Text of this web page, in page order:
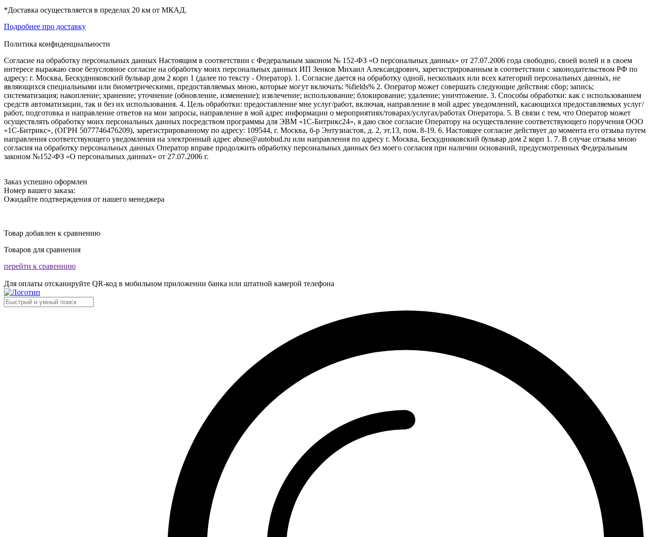
*Доставка осуществляется в пределах 20 км от МКАД.
Подробнее про доставку
Политика конфиденциальности
Согласие на обработку персональных данных Настоящим в соответствии с Федеральным законом № 152-ФЗ «О персональных данных» от 27.07.2006 года свободно, своей волей и в своем
интересе выражаю свое безусловное согласие на обработку моих персональных данных ИП Зенков Михаил Александрович, зарегистрированным в соответствии с законодательством РФ по
адресу: г. Москва, Бескудниковский бульвар дом 2 корп 1 (далее по тексту - Оператор). 1. Согласие дается на обработку одной, нескольких или всех категорий персональных данных, не
являющихся специальными или биометрическими, предоставляемых мною, которые могут включать: %fields% 2. Оператор может совершать следующие действия: сбор; запись;
систематизация; накопление; хранение; уточнение (обновление, изменение); извлечение; использование; блокирование; удаление; уничтожение. 3. Способы обработки: как с использованием
средств автоматизации, так и без их использования. 4. Цель обработки: предоставление мне услуг/работ, включая, направление в мой адрес уведомлений, касающихся предоставляемых услуг/
работ, подготовка и направление ответов на мои запросы, направление в мой адрес информации о мероприятиях/товарах/услугах/работах Оператора. 5. В связи с тем, что Оператор может
осуществлять обработку моих персональных данных посредством программы для ЭВМ «1С-Битрикс24», я даю свое согласие Оператору на осуществление соответствующего поручения ООО
«1С-Битрикс», (ОГРН 5077746476209), зарегистрированному по адресу: 109544, г. Москва, б-р Энтузиастов, д. 2, эт.13, пом. 8-19. 6. Настоящее согласие действует до момента его отзыва путем
направления соответствующего уведомления на электронный адрес abuse@autobud.ru или направления по адресу г. Москва, Бескудниковский бульвар дом 2 корп 1. 7. В случае отзыва мною
согласия на обработку персональных данных Оператор вправе продолжить обработку персональных данных без моего согласия при наличии оснований, предусмотренных Федеральным
законом №152-ФЗ «О персональных данных» от 27.07.2006 г.
Заказ успешно оформлен
Номер вашего заказа:
Ожидайте подтверждения от нашего менеджера
Товар добавлен к сравнению
Товаров для сравнения
перейти к сравеннию
Для оплаты отсканируйте QR-код в мобильном приложении банка или штатной камерой телефона